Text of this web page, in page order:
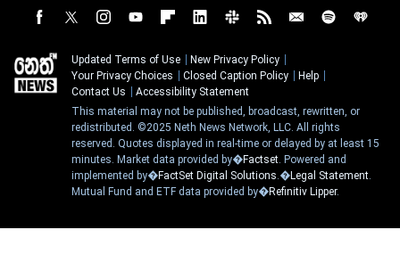
Updated Terms of Use
New Privacy Policy
Your Privacy Choices
Closed Caption Policy
Help
Contact Us
Accessibility Statement
This material may not be published, broadcast, rewritten, or
redistributed. ©2025 Neth News Network, LLC. All rights
reserved. Quotes displayed in real-time or delayed by at least 15
minutes. Market data provided by�Factset. Powered and
implemented by�FactSet Digital Solutions.�Legal Statement.
Mutual Fund and ETF data provided by�Refinitiv Lipper.